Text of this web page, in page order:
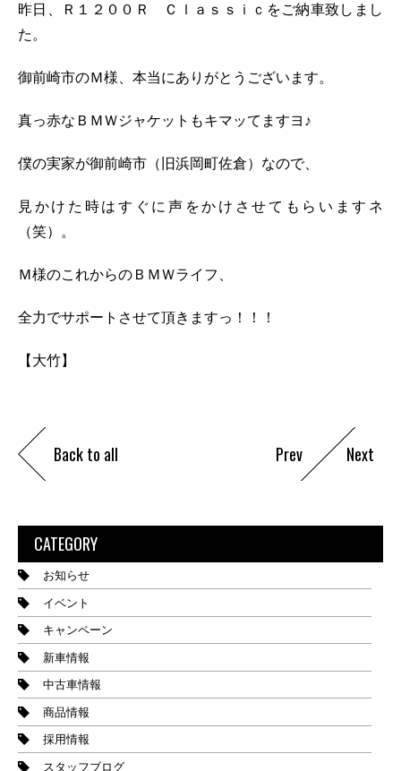
昨日、Ｒ１２００Ｒ Ｃｌａｓｓｉｃをご納車致しまし
た。
御前崎市のＭ様、本当にありがとうございます。
真っ赤なＢＭＷジャケットもキマッてますヨ♪
僕の実家が御前崎市（旧浜岡町佐倉）なので、
見かけた時はすぐに声をかけさせてもらいますネ
（笑）。
Ｍ様のこれからのＢＭＷライフ、
全力でサポートさせて頂きますっ！！！
【大竹】
Back to all Prev Next
CATEGORY
お知らせ
イベント
キャンペーン
新車情報
中古車情報
商品情報
採用情報
スタッフブログ